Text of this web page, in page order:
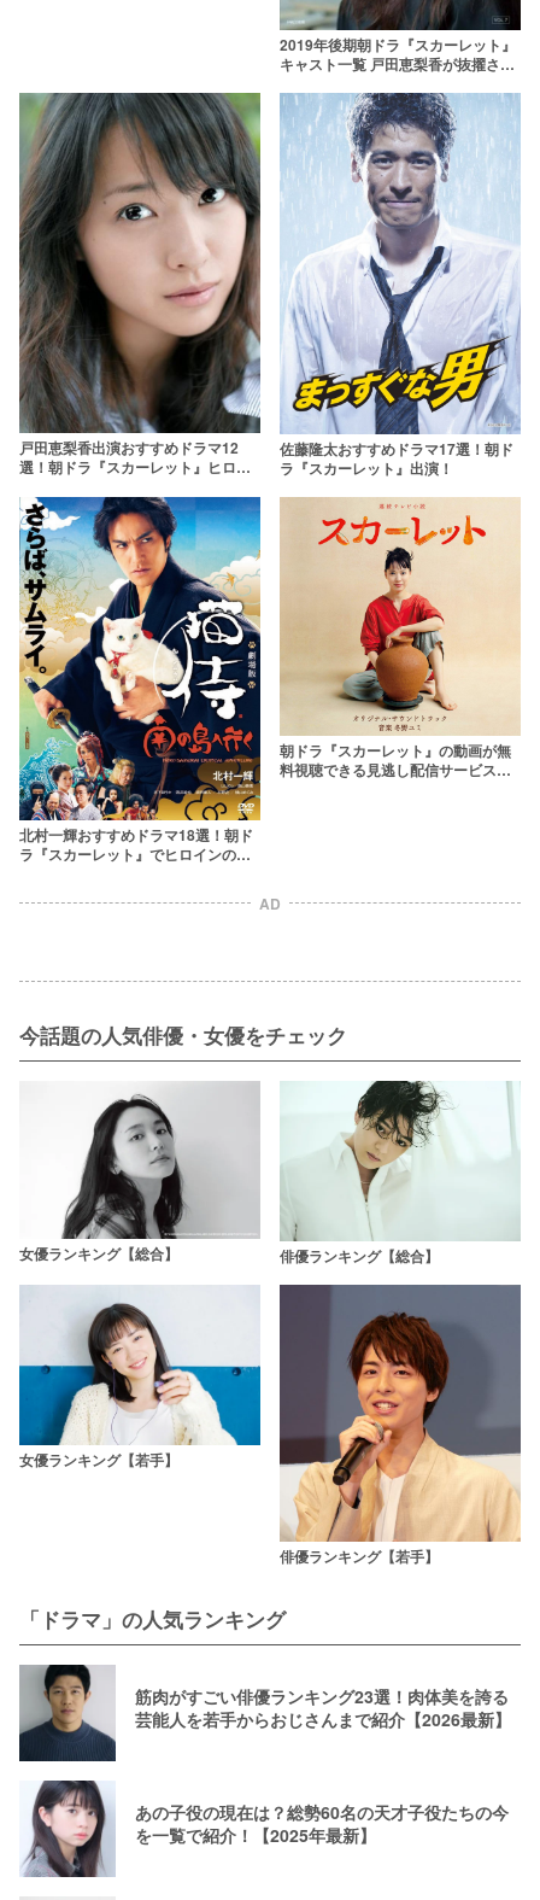
2019年後期朝ドラ『スカーレット』
キャスト一覧 戸田恵梨香が抜擢され
戸田恵梨香出演おすすめドラマ12
選！朝ドラ『スカーレット』ヒロイ
佐藤隆太おすすめドラマ17選！朝ド
ラ『スカーレット』出演！
北村一輝おすすめドラマ18選！朝ド
ラ『スカーレット』でヒロインの父
朝ドラ『スカーレット』の動画が無
料視聴できる見逃し配信サービス一
AD
今話題の人気俳優・女優をチェック
女優ランキング【総合】 俳優ランキング【総合】
女優ランキング【若手】
俳優ランキング【若手】
「ドラマ」の人気ランキング
筋肉がすごい俳優ランキング23選！肉体美を誇る
芸能人を若手からおじさんまで紹介【2026最新】
あの子役の現在は？総勢60名の天才子役たちの今
を一覧で紹介！【2025年最新】